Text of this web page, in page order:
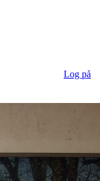
Log på